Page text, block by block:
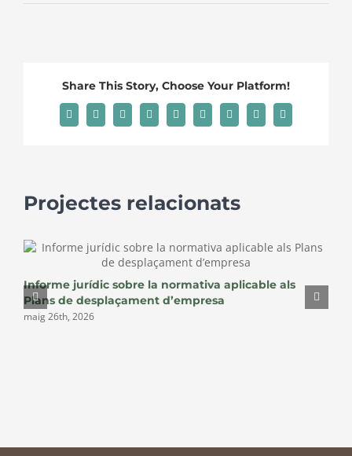
Share This Story, Choose Your Platform!
Facebook
X RedditLinkedInWhatsAppTumblrPinterest
Vk Email:
Projectes relacionats
Informe jurídic sobre la normativa aplicable als
Plans de desplaçament d’empresa
maig 26th, 2026